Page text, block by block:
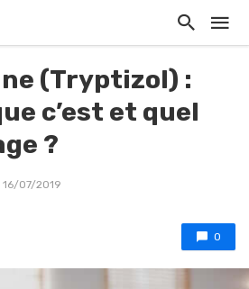
(Tryptizol) :
c’est et quel
?
16/07/2019
0